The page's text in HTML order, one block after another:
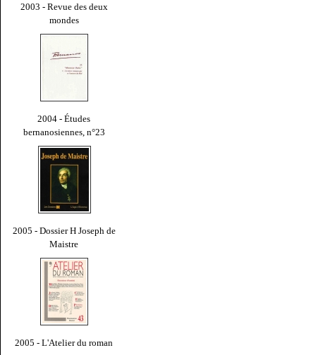
2003 - Revue des deux
mondes
2004 - Études
bernanosiennes, n°23
2005 - Dossier H Joseph de
Maistre
2005 - L'Atelier du roman